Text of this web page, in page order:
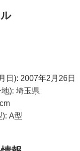
日): 2007年2月26日
): 埼玉県
): A型